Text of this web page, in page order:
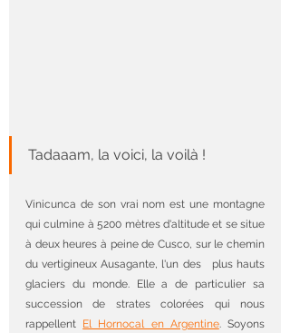
Tadaaam, la voici, la voilà !
Vinicunca de son vrai nom est une montagne
qui culmine à 5200 mètres d'altitude et se situe
à deux heures à peine de Cusco, sur le chemin
glaciers du monde. Elle a de particulier sa
succession de strates colorées qui nous
rappellent El Hornocal en Argentine. Soyons